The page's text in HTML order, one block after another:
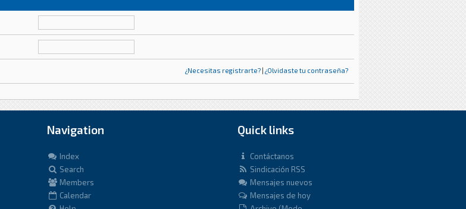
¿Necesitas registrarte? | ¿Olvidaste tu contraseña?
Navigation
Index
Search
Members
Calendar
Quick links
Contáctanos
Sindicación RSS
Mensajes nuevos
Mensajes de hoy